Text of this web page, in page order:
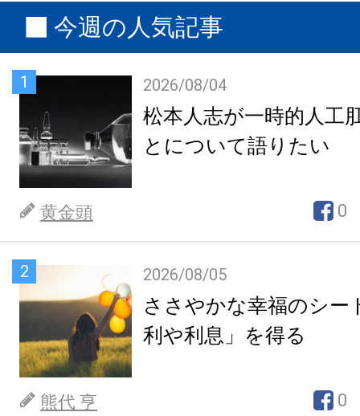
今週の人気記事
1 2026/08/04
松本人志が一時的人工
とについて語りたい
黄金頭 0
2 2026/08/05
ささやかな幸福のシー
利や利息」を得る
熊代 亨 0